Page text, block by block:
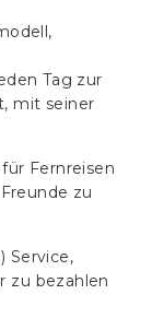
Tag zur
mit seiner
Fernreisen
zu
Service,
zu bezahlen